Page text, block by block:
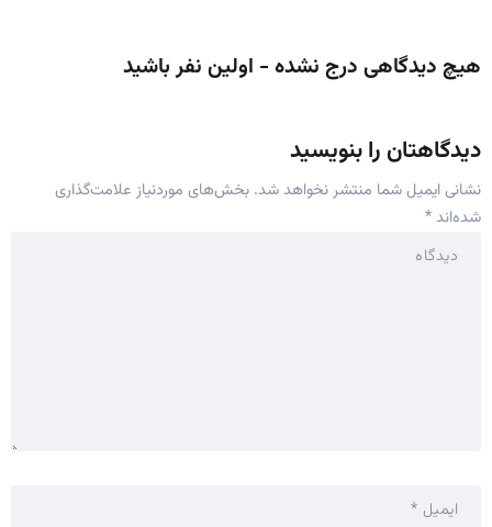
هیچ دیدگاهی درج نشده - اولین نفر باشید
دیدگاهتان را بنویسید
نشانی ایمیل شما منتشر نخواهد شد. بخش‌های موردنیاز علامت‌گذاری
شده‌اند*